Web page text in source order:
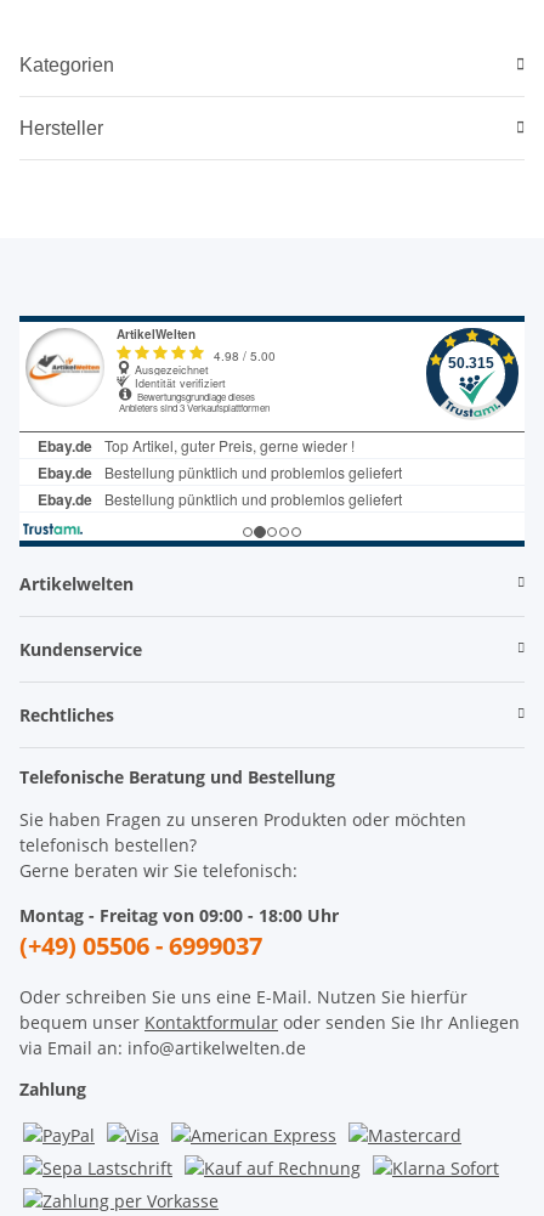
Kategorien
Hersteller
Artikelwelten
Kundenservice
Rechtliches
Telefonische Beratung und Bestellung
Sie haben Fragen zu unseren Produkten oder möchten
telefonisch bestellen?
Gerne beraten wir Sie telefonisch:
Montag - Freitag von 09:00 - 18:00 Uhr
(+49) 05506 - 6999037
Oder schreiben Sie uns eine E-Mail. Nutzen Sie hierfür
bequem unser Kontaktformular oder senden Sie Ihr Anliegen
via Email an: info@artikelwelten.de
Zahlung